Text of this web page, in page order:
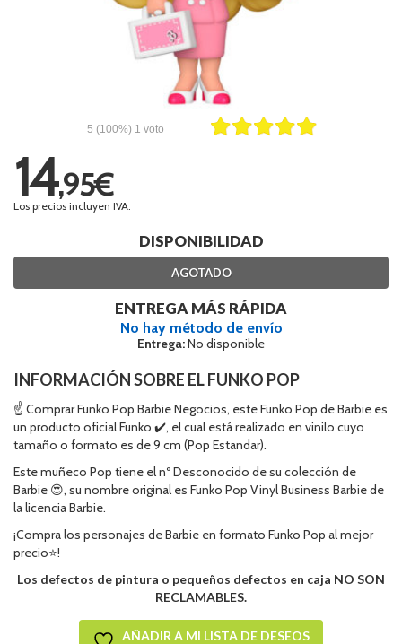
5 (100%) 1 voto
14,95€
Los precios incluyen IVA.
DISPONIBILIDAD
AGOTADO
ENTREGA MÁS RÁPIDA
No hay método de envío
Entrega:No disponible
INFORMACIÓN SOBRE EL FUNKO POP
☝ Comprar Funko Pop Barbie Negocios, este Funko Pop de Barbie es
un producto oficial Funko ✔️, el cual está realizado en vinilo cuyo
tamaño o formato es de 9 cm (Pop Estandar).
Este muñeco Pop tiene el nº Desconocido de su colección de
Barbie 😍, su nombre original es Funko Pop Vinyl Business Barbie de
la licencia Barbie.
¡Compra los personajes de Barbie en formato Funko Pop al mejor
precio⭐!
Los defectos de pintura o pequeños defectos en caja NO SON
RECLAMABLES.
AÑADIR A MI LISTA DE DESEOS